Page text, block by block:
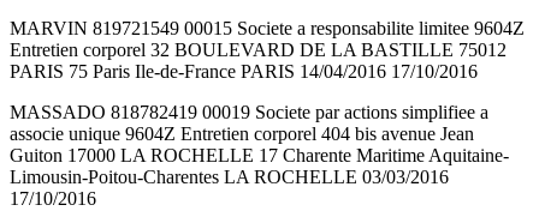
MARVIN 819721549 00015 Societe a responsabilite limitee 9604Z
Entretien corporel 32 BOULEVARD DE LA BASTILLE 75012
PARIS 75 Paris Ile-de-France PARIS 14/04/2016 17/10/2016
MASSADO 818782419 00019 Societe par actions simplifiee a
associe unique 9604Z Entretien corporel 404 bis avenue Jean
Guiton 17000 LA ROCHELLE 17 Charente Maritime Aquitaine-
Limousin-Poitou-Charentes LA ROCHELLE 03/03/2016
17/10/2016